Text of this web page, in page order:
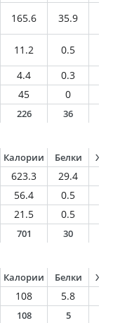
165.6 35.9
11.2 0.5
4.4 0.3
45 0
226 36
Калории Белки
623.3 29.4
56.4 0.5
21.5 0.5
701 30
Калории Белки
108 5.8
108 5